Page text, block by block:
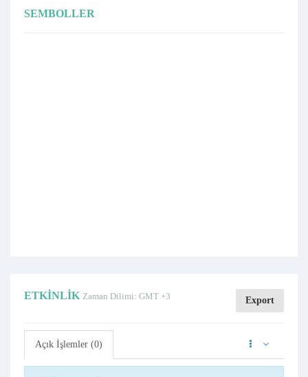
SEMBOLLER
ETKINLIK Zaman Dilimi: GMT +3 Export
Açık İşlemler (0)